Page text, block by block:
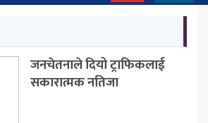
जनचेतनाले दियो ट्राफिकलाई
सकारात्मक नतिजा